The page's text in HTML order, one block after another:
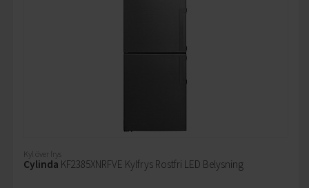
Kyl över frys
Cylinda KF2385XNRFVE Kylfrys Rostfri LED Belysning